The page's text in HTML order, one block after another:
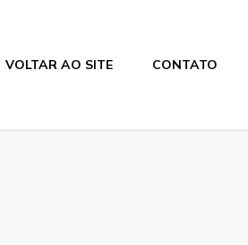
VOLTAR AO SITE CONTATO